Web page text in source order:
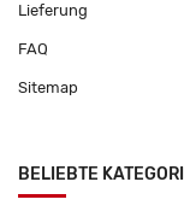
Lieferung
FAQ
Sitemap
BELIEBTE